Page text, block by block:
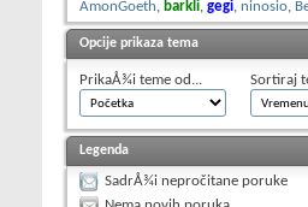
AmonGoeth, barkli, gegi, ninosio,
Opcije prikaza tema
PrikaÅ¾i teme od... Sortiraj
Legenda
SadrÅ¾i nepročitane poruke